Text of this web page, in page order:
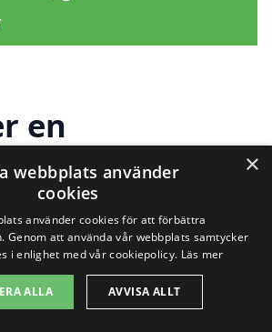
en
för
i andra
Fornåsa
×
webbplats använder
cookies
använder cookies för att förbättra
Genom att använda vår webbplats samtycker
i enlighet med vår cookiepolicy. Läs mer
ALLA AVVISA ALLT